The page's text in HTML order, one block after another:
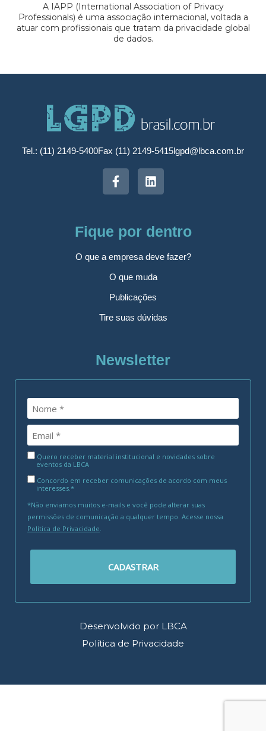
A IAPP (International Association of Privacy
Professionals) é uma associação internacional, voltada a
atuar com profissionais que tratam da privacidade global
de dados.
Tel.: (11) 2149-5400Fax (11) 2149-5415lgpd@lbca.com.br
Fique por dentro
O que a empresa deve fazer?
O que muda
Publicações
Tire suas dúvidas
Newsletter
Quero receber material institucional e novidades sobre
eventos da LBCA
Concordo em receber comunicações de acordo com meus
interesses.*
*Não enviamos muitos e-mails e você pode alterar suas
permissões de comunicação a qualquer tempo. Acesse nossa
Política de Privacidade.
CADASTRAR
Desenvolvido por LBCA
Política de Privacidade